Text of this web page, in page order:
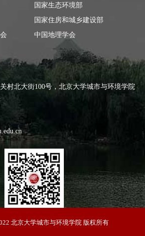
国家生态环境部
国家住房和城乡建设部
中国地理学会
村北大街100号，北京大学城市与环境学院
北京大学城市与环境学院
北京大学城市与环境学院 版权所有